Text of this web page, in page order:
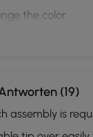
the color
(19)
assembly is